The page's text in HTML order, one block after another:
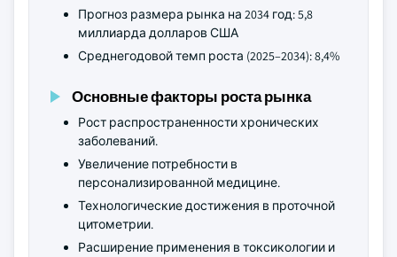
Прогноз размера рынка на 2034 год: 5,8
миллиарда долларов США
Среднегодовой темп роста (2025–2034): 8,4%
Основные факторы роста рынка
Рост распространенности хронических
заболеваний.
Увеличение потребности в
персонализированной медицине.
Технологические достижения в проточной
цитометрии.
Расширение применения в токсикологии и